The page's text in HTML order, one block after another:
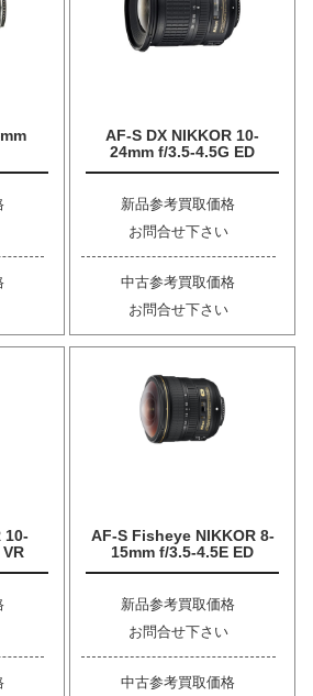
AF-S DX NIKKOR 10-
24mm f/3.5-4.5G ED
新品参考買取価格
お問合せ下さい
中古参考買取価格
お問合せ下さい
10-
AF-S Fisheye NIKKOR 8-
15mm f/3.5-4.5E ED
新品参考買取価格
お問合せ下さい
中古参考買取価格